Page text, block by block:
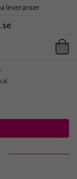
leveranser
/